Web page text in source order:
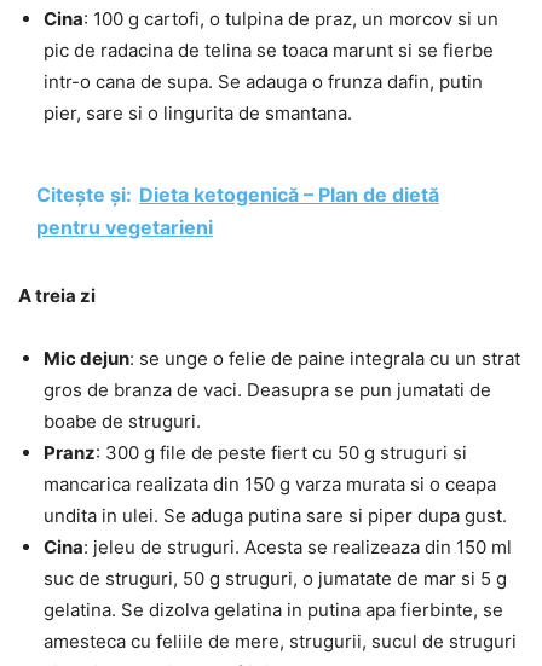
Cina: 100 g cartofi, o tulpina de praz, un morcov si un
pic de radacina de telina se toaca marunt si se fierbe
intr-o cana de supa. Se adauga o frunza dafin, putin
pier, sare si o lingurita de smantana.
Citește și: Dieta ketogenică – Plan de dietă
pentru vegetarieni
A treia zi
Mic dejun: se unge o felie de paine integrala cu un strat
gros de branza de vaci. Deasupra se pun jumatati de
boabe de struguri.
Pranz: 300 g file de peste fiert cu 50 g struguri si
mancarica realizata din 150 g varza murata si o ceapa
undita in ulei. Se aduga putina sare si piper dupa gust.
Cina: jeleu de struguri. Acesta se realizeaza din 150 ml
suc de struguri, 50 g struguri, o jumatate de mar si 5 g
gelatina. Se dizolva gelatina in putina apa fierbinte, se
amesteca cu feliile de mere, strugurii, sucul de struguri